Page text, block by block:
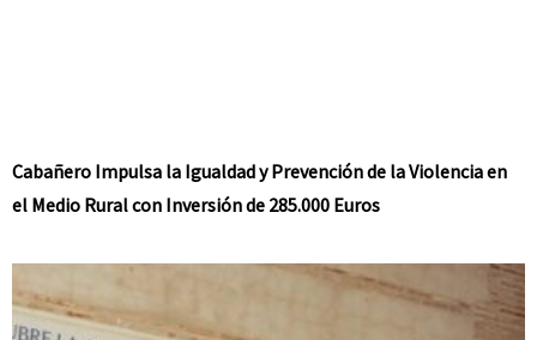
Cabañero Impulsa la Igualdad y Prevención de la Violencia en
el Medio Rural con Inversión de 285.000 Euros